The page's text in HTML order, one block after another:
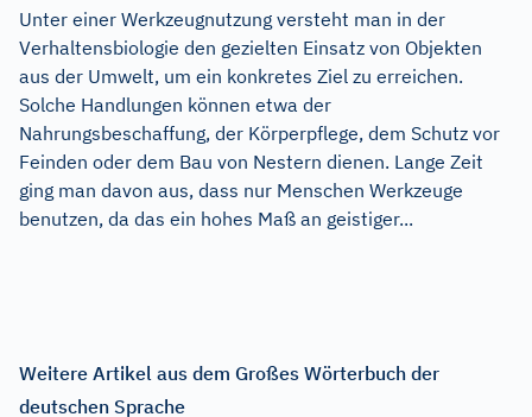
Unter einer Werkzeugnutzung versteht man in der
Verhaltensbiologie den gezielten Einsatz von Objekten
aus der Umwelt, um ein konkretes Ziel zu erreichen.
Solche Handlungen können etwa der
Nahrungsbeschaffung, der Körperpflege, dem Schutz vor
Feinden oder dem Bau von Nestern dienen. Lange Zeit
ging man davon aus, dass nur Menschen Werkzeuge
benutzen, da das ein hohes Maß an geistiger...
Weitere Artikel aus dem Großes Wörterbuch der
deutschen Sprache